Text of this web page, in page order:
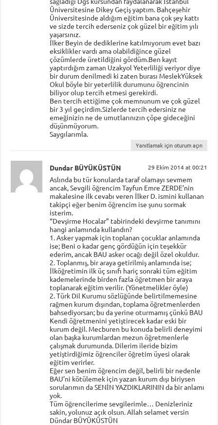
Üniversitesine Dikey Geçiş yaptım. Bahçeşehir
Üniversitesinde aldığım eğitim bana çok şey kattı
ve sizde tercih ederseniz çok güzel bir eğitim yılı
yaşarsınız.
İlker Beyin de dediklerine katılmıyorum evet bazı
eksiklikler vardı ama olabildiğince güzel
çözümlerde üretildiğini gördüm.Ben kayıt
yaptırdığım zaman Uzakyol Yeterliliği veriyor diye
bir durum denilmedi ki zaten burası MeslekYüksek
Okul böyle bir yeterlilik durumunu öğrencinin
biliyor olup tercih etmesi gerekirdi.
Ben tercih ettiğime çok memnunum ve çok güzel
bir 3 yıl geçirdim.Sizlerde tercih edersiniz ne
emeğinizin ne de umutlarınızın çöpe gideceğini
düşünmüyorum.
Saygılarımla.
Yanıtlamak için oturum açın
Dundar BÜYÜKÜSTÜN 29 Ekim 2014 at 00:21
Aslında bu tür konularda taraf olamayı sevmem
ancak, Sevgili öğrencim Tayfun Emre ZERDE’nin
makalesine ilk cevabı veren İlker D. ismini kullanan
takipçi eğer benim öğrencim ise şunu sormak
isterim.
“Devşirme Hocalar” tabirindeki devşirme tanımını
hangi anlamında kullandın?
1. Asker yapmak için toplanan çocuklar anlamında
ise; Beni o kadar genç gördüğün için teşekkür
ederim, ancak BAU asker ocağı değil özel okuldur.
2. Toplanmış, bir araya getirilmiş anlamında ise;
İlköğretimin ilk üç sınıfı hariç sonraki tüm eğitim
kademelerinde birden fazla öğretmen bir araya
toplanarak eğitim verilir. (Yönetmelikler öyle)
2. Türk Dil Kurumu sözlüğünde belirtilmemesine
rağmen kurum dışından, toplama öğretmenlerden
bahsediyorsan; bu da yerine oturmamış çünkü BAU
Kendi öğretmenini yetiştirecek kadar eski bir
kurum değil. Mecburen bu konuda belirli deneyimi
olan başka kurumlardan mezun öğretmenlerle
çalışmak durumunda. Dilerim ileride bizim
yetiştirdiğimiz öğrenciler öğretim üyesi olarak
eğitim verirler.
Eğer sen benim öğrencim değil, belirli bir nedenle
BAU’ni kötülemek için yazan kurum dışı biriysen
sorularımın da SENİN YAZDIKLARININ da bir anlamı
yok.
Tüm öğrencilerime sevgilerimle… Denizleriniz
sakin, yolunuz açık olsun. Allah selamet versin
Dündar BÜYÜKÜSTÜN